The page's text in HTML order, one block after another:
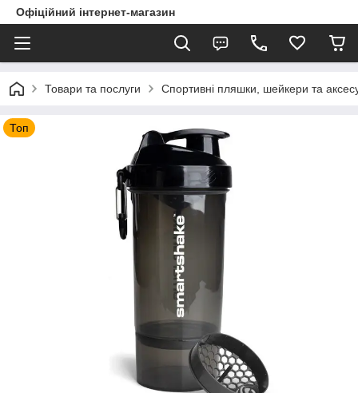
Офіційний інтернет-магазин
Товари та послуги Спортивні пляшки, шейкери та
Топ